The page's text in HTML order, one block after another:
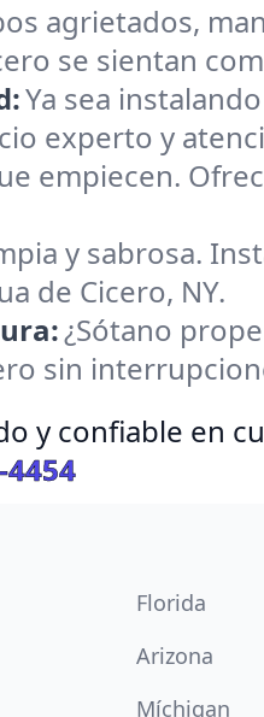
agrietados,
se sientan
Ya sea
experto y
empiecen.
y sabrosa.
de Cicero, NY.
¿Sótano
sin
y confiable en
4454
Florida
Arizona
Míchigan